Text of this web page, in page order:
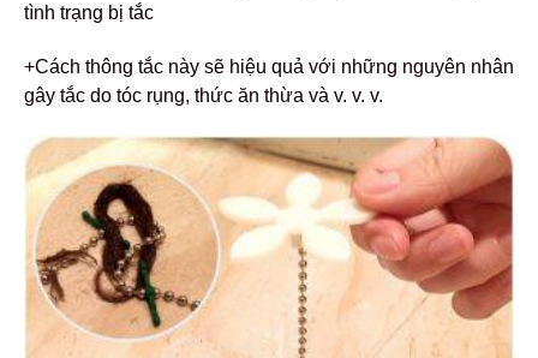
tình trạng bị tắc
+Cách thông tắc này sẽ hiệu quả với những nguyên nhân
gây tắc do tóc rụng, thức ăn thừa và v. v. v.